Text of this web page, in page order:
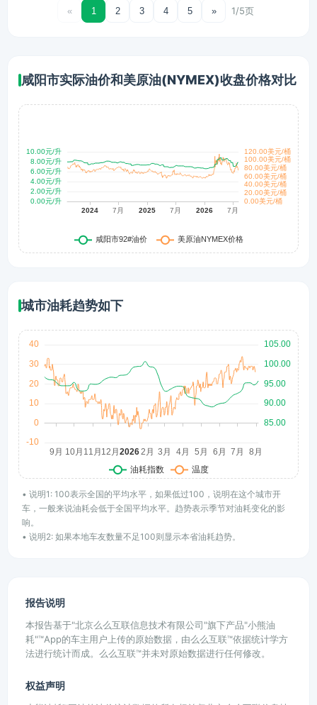
« 1 2 3 4 5 » 1/5页
咸阳市实际油价和美原油(NYMEX)收盘价格对比
城市油耗趋势如下
• 说明1: 100表示全国的平均水平，如果低过100，说明在这个城市开
车，一般来说油耗会低于全国平均水平。趋势表示季节对油耗变化的影
响。
• 说明2: 如果本地车友数量不足100则显示本省油耗趋势。
报告说明
本报告基于"北京么么互联信息技术有限公司"旗下产品"小熊油
耗"™App的车主用户上传的原始数据，由么么互联™依据统计学方
法进行统计而成。么么互联™并未对原始数据进行任何修改。
权益声明